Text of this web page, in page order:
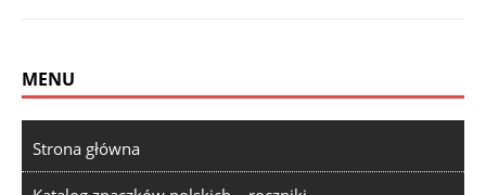
MENU
Strona główna